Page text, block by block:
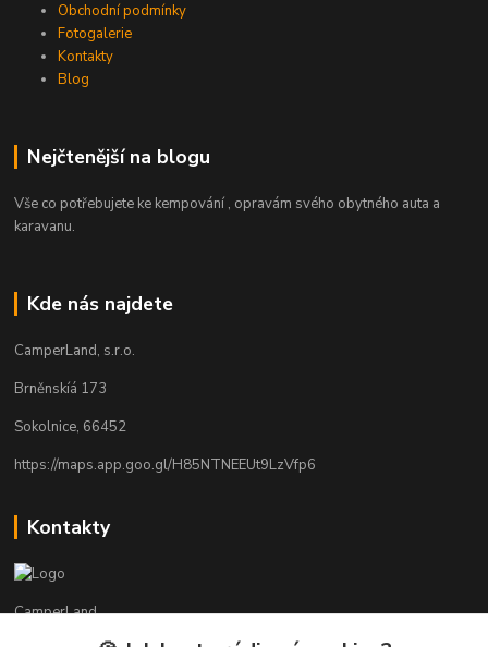
Obchodní podmínky
Fotogalerie
Kontakty
Blog
Nejčtenější na blogu
Vše co potřebujete ke kempování , opravám svého obytného auta a
karavanu.
Kde nás najdete
CamperLand, s.r.o.
Brněnskíá 173
Sokolnice, 66452
https://maps.app.goo.gl/H85NTNEEUt9LzVfp6
Kontakty
CamperLand